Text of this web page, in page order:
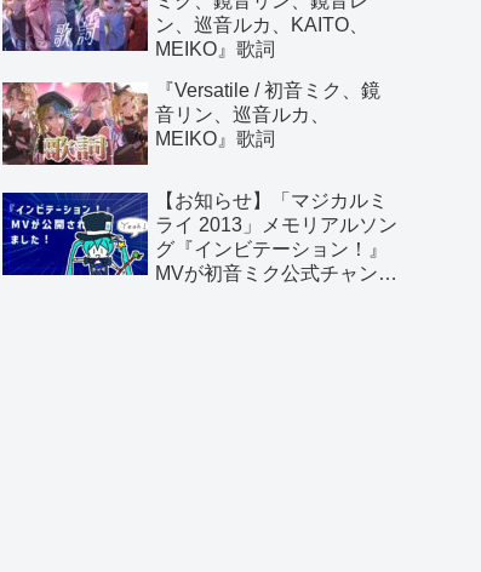
ン、巡音ルカ、KAITO、
MEIKO』歌詞
『Versatile / 初音ミク、鏡
音リン、巡音ルカ、
MEIKO』歌詞
【お知らせ】「マジカルミ
ライ 2013」メモリアルソン
グ『インビテーション！』
MVが初音ミク公式チャンネ